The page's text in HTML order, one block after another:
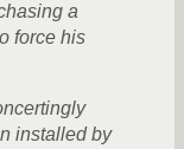
a
force his
installed by